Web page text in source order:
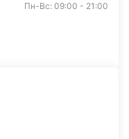
Пн-Вс: 09:00 - 21:00